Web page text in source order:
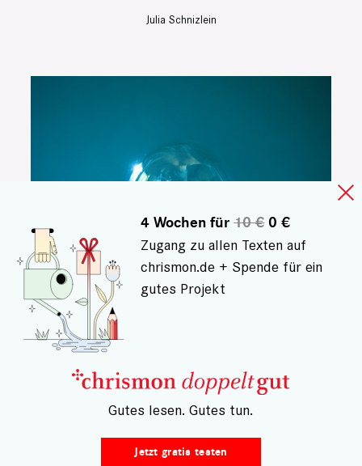
Julia Schnizlein
AUFHÖREN UND WEITERKOMMEN
Wie kann ich loslassen?
Altes verabschieden, Neues
beginnen: Veränderungscoach
Marina Schakarian zeigt auf, wie
sich durch bewusstes Beenden und
4 Wochen für10 €0 €
Zugang zu allen Texten auf
chrismon.de + Spende für ein
gutes Projekt
– Gutes lesen. Gutes tun.
Jetzt gratis testen